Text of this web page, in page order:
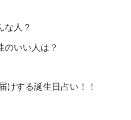
な人？
のいい人は？
けする誕生日占い！！